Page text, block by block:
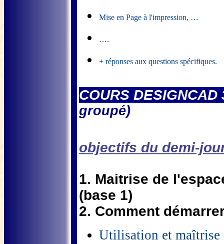
Mise en Page à l'impression, …
….
+ réponses aux questions spécifiques.
COURS
groupé)
objectifs du demi-
1. Maitrise de
(base 1)
2. Comment
Utilisation et maîtrise